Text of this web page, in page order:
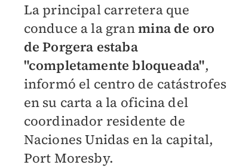
La principal carretera que
conduce a la granmina de oro
de Porgera estaba
"completamente bloqueada",
informó el centro de catástrofes
en su carta a la oficina del
coordinador residente de
Naciones Unidas en la capital,
Port Moresby.